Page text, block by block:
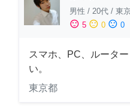
男性 / 20代 / 東
sentiment_satisfied 5 sentiment_neutral 0 sentiment_dissatisfied 0
スマホ、PC、ルータ
い。
東京都